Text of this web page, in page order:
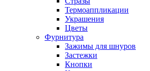
Термоаппликации
Украшения
Цветы
Фурнитура
Зажимы для шнуров
Застежки
Кнопки